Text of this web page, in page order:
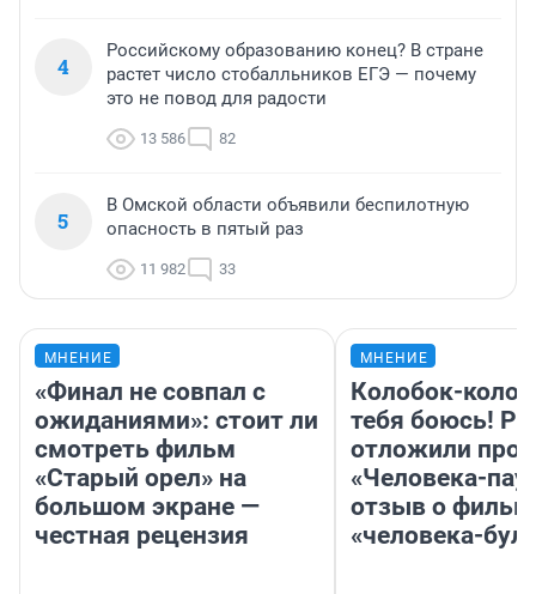
4
Российскому образованию конец? В стране
растет число стобалльников ЕГЭ — почему
это не повод для радости
13 586 82
5
В Омской области объявили беспилотную
опасность в пятый раз
11 982 33
МНЕНИЕ
«Финал не совпал с
ожиданиями»: стоит ли
смотреть фильм
«Старый орел» на
большом экране —
честная рецензия
МНЕНИЕ
Колобок-
тебя боюсь!
отложили
«Человека-
отзыв о
«человека-